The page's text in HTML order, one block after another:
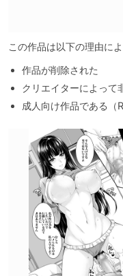
この作品は以下の理由に
作品が削除された
クリエイターによって
成人向け作品である（